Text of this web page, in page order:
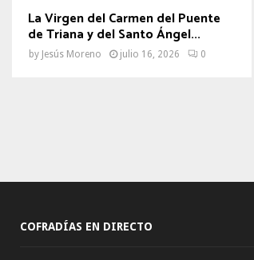
La Virgen del Carmen del Puente
de Triana y del Santo Ángel...
by Jesús Moreno julio 16, 2026 0
COFRADÍAS EN DIRECTO